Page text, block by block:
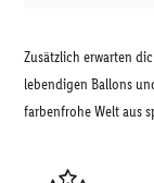
Zusätzlich erwarten
lebendigen Ballons
farbenfrohe Welt aus